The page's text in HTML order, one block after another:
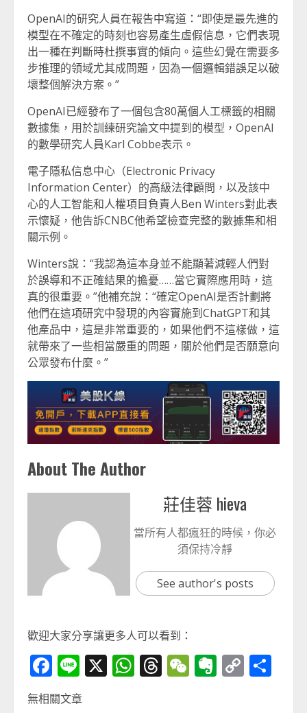
OpenAI的研究人員在報告中寫道：“即使是最先進的
模型在不確定的時刻也容易產生虛假信息，它們表現
出一種在判斷時杜撰事實的傾向。這些幻覺在需要多
步推理的領域尤其成問題，因為一個邏輯錯誤足以破
壞整個解決方案。”
OpenAI已經發布了一個包含80萬個人工標籤的相關
數據集，用於訓練研究論文中提到的模型，OpenAI
的數學研究人員Karl Cobbe表示。
電子隱私信息中心（Electronic Privacy
Information Center）的高級法律顧問，以及該中
心的人工智能和人權項目負責人Ben Winters對此表
示懷疑，他告訴CNBC他希望檢查完整的數據集和相
關示例。
Winters說：“我認為這本身並不能顯著減輕人們對
於誤導和不正確結果的擔憂……當它實際應用時，這
真的很重要。”他補充說：“確定OpenAI是否計劃將
他們在這項研究中發現的內容實施到ChatGPT和其
他產品中，這是非常重要的，如果他們不這樣做，這
就帶來了一些相當嚴重的問題，關於他們是否願意向
公眾發布什麼。”
About The Author
莊佳蓉 hieva
當所有人都瘋狂的時候，你必
須保持冷靜
See author's posts
歡迎大家分享讓更多人可以看到：
Facebook
Line
X WhatsApp
Threads
WeChat
Evernote
Copy
Link
無相關文章